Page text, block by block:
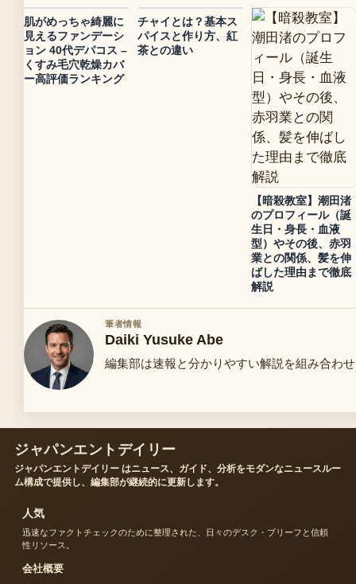
肌がめっちゃ綺麗に
見えるファンデーシ
ョン 40代デパコス –
くすみ毛穴乾燥カバ
ー高評価ランキング
チャイとは？基本ス
パイスと作り方、紅
茶との違い
【暗殺教室】潮田渚
のプロフィール（誕
生日・身長・血液
型）やその後、赤羽
業との関係、髪を伸
ばした理由まで徹底
解説
筆者情報
Daiki Yusuke Abe
編集部は速報と分かりやすい解説を組み合わ
ジャパンエントデイリー
ジャパンエントデイリー はニュース、ガイド、分析をモダンなニュースルー
ム構成で提供し、編集部が継続的に更新します。
人気
迅速なファクトチェックのために整理された、日々のデスク・ブリーフと信頼
性リソース。
会社概要